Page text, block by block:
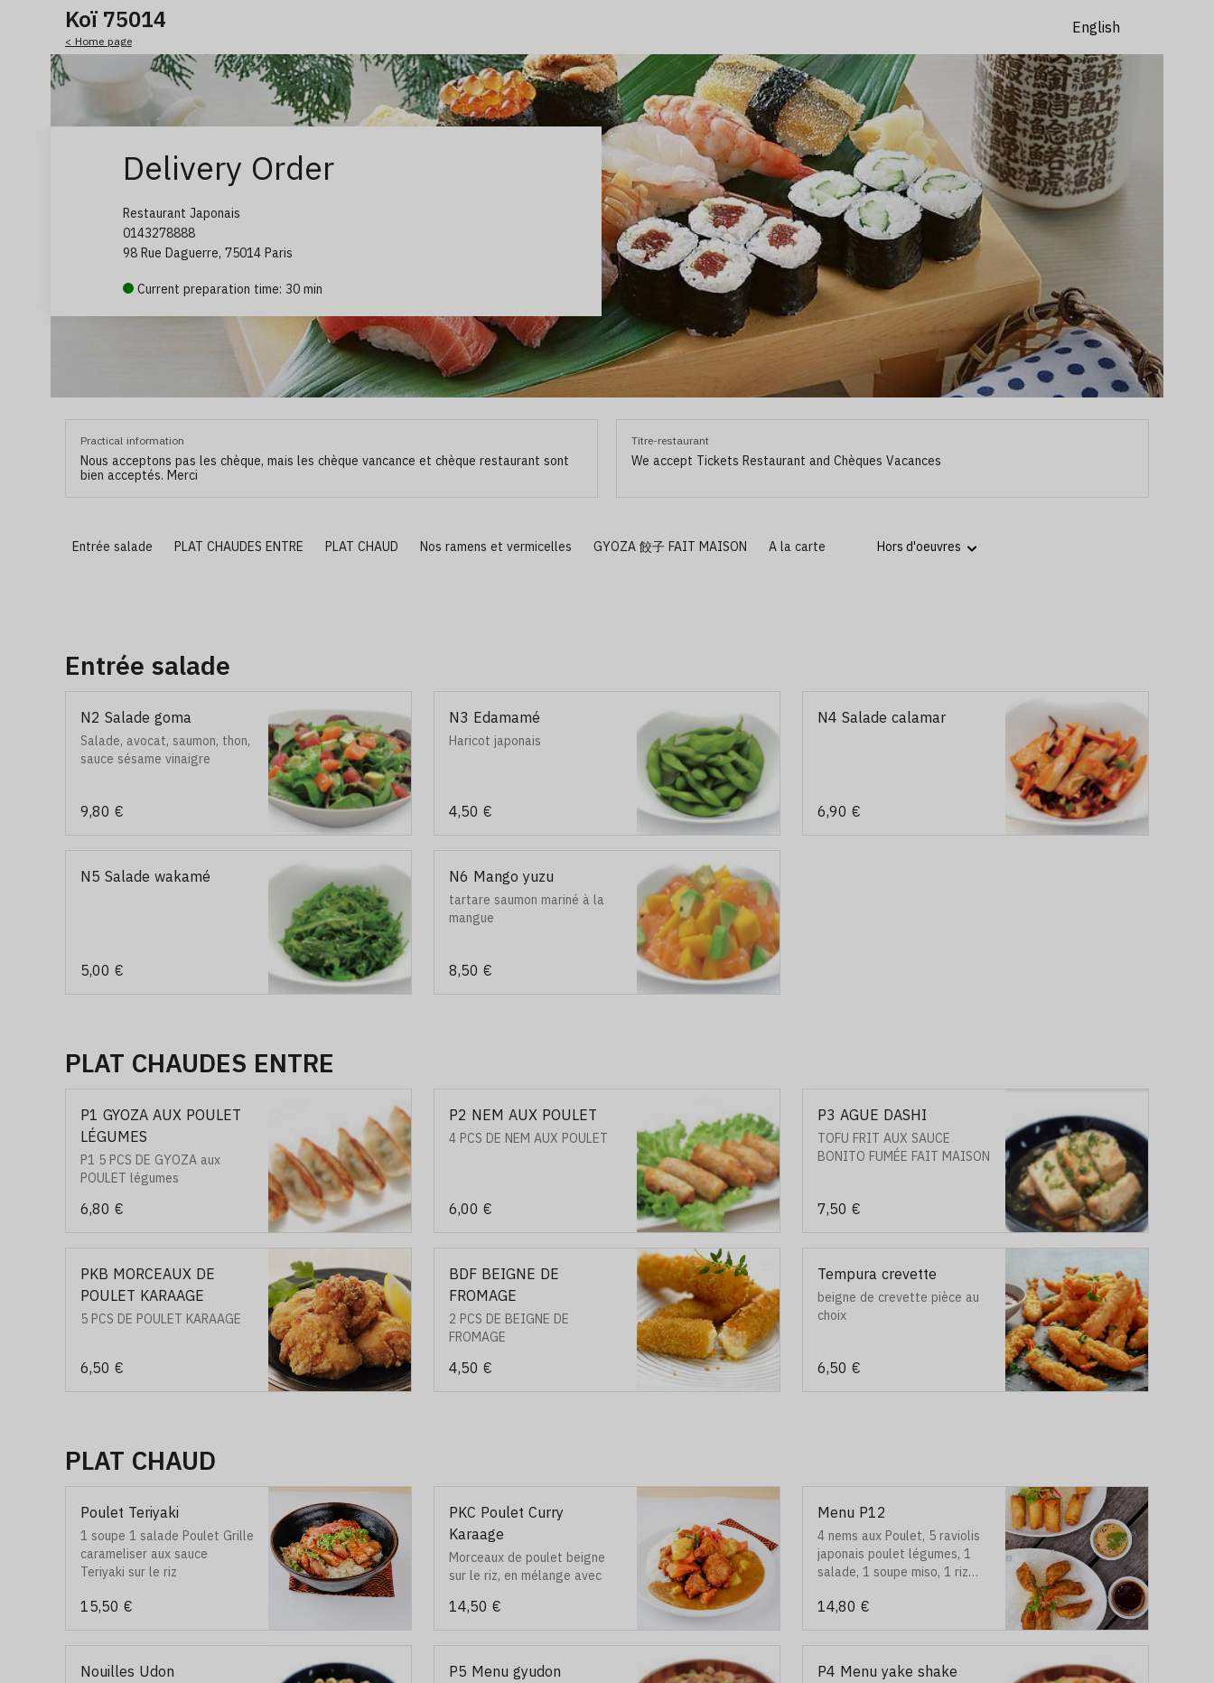
Koï 75014
< Home page
Delivery Order
Restaurant Japonais
0143278888
98 Rue Daguerre, 75014 Paris
Current preparation time: 30 min
Practical information
Nous acceptons pas les chèque, mais les chèque vancance et chèque restaurant sont
bien acceptés. Merci
Titre-restaurant
We accept Tickets Restaurant and Chèques Vacances
Entrée salade PLAT CHAUDES ENTRE PLAT CHAUD Nos ramens et vermicelles GYOZA 餃子 FAIT MAISON A la carte
Entrée salade
N2 Salade goma
Salade, avocat, saumon, thon,
sauce sésame vinaigre
9,80 €
N3 Edamamé
Haricot japonais
4,50 €
N4 Salade calamar
6,90 €
N5 Salade wakamé
5,00 €
N6 Mango yuzu
tartare saumon mariné à la
mangue
8,50 €
PLAT CHAUDES ENTRE
P1 GYOZA AUX POULET
LÉGUMES
P1 5 PCS DE GYOZA aux
POULET légumes
6,80 €
P2 NEM AUX POULET
4 PCS DE NEM AUX POULET
6,00 €
P3 AGUE DASHI
TOFU FRIT AUX SAUCE
BONITO FUMÉE FAIT MAISON
7,50 €
PKB MORCEAUX DE
POULET KARAAGE
5 PCS DE POULET KARAAGE
6,50 €
BDF BEIGNE DE
FROMAGE
2 PCS DE BEIGNE DE
FROMAGE
4,50 €
Tempura crevette
beigne de crevette pièce au
choix
6,50 €
PLAT CHAUD
Poulet Teriyaki
1 soupe 1 salade Poulet Grille
carameliser aux sauce
Teriyaki sur le riz
15,50 €
PKC Poulet Curry
Karaage
Morceaux de poulet beigne
sur le riz, en mélange avec
14,50 €
Menu P12
4 nems aux Poulet, 5 raviolis
japonais poulet légumes, 1
salade, 1 soupe miso, 1 riz
14,80 €
Nouilles Udon P5 Menu gyudon P4 Menu yake shake